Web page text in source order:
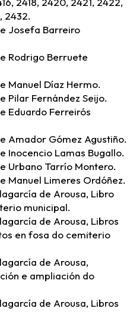
2432.
Josefa Barreiro
Rodrigo Berruete
Manuel Díaz Hermo.
Pilar Fernández Seijo.
Eduardo Ferreirós
Amador Gómez Agustiño.
Inocencio Lamas Bugallo.
Urbano Tarrío Montero.
Manuel Limeres Ordóñez.
de Arousa, Libro
municipal.
de Arousa, Libros
en fosa do cemiterio
de Arousa,
e ampliación do
de Arousa, Libros